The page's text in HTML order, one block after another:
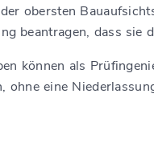
obersten
beantragen, dass sie
können als
ohne eine